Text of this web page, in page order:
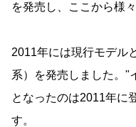
を発売し、ここから様
2011年には現行モデル
系）を発売しました。"
となったのは2011年に
す。